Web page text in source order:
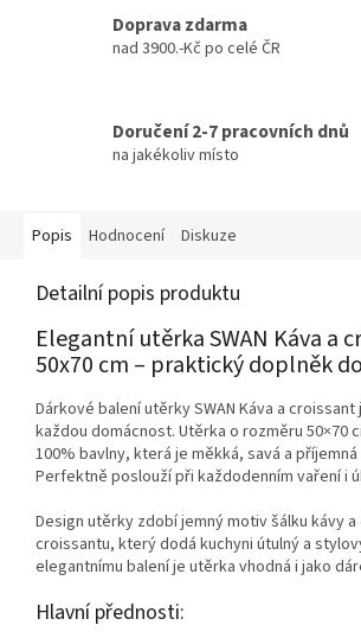
Doprava zdarma
nad 3900.-Kč po celé ČR
Doručení 2-7 pracovních dnů
na jakékoliv místo
Popis Hodnocení Diskuze
Detailní popis produktu
Elegantní utěrka SWAN Káva a
50x70 cm – praktický doplněk
Dárkové balení utěrky SWAN Káva a
každou domácnost. Utěrka o rozměru 50×70
100% bavlny, která je měkká, savá a
Perfektně poslouží při každodenním vaření i
Design utěrky zdobí jemný motiv šálku kávy
croissantu, který dodá kuchyni útulný a
elegantnímu balení je utěrka vhodná i jako
Hlavní přednosti: